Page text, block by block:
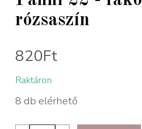
rózsaszín
820Ft
Raktáron
8 db elérhető